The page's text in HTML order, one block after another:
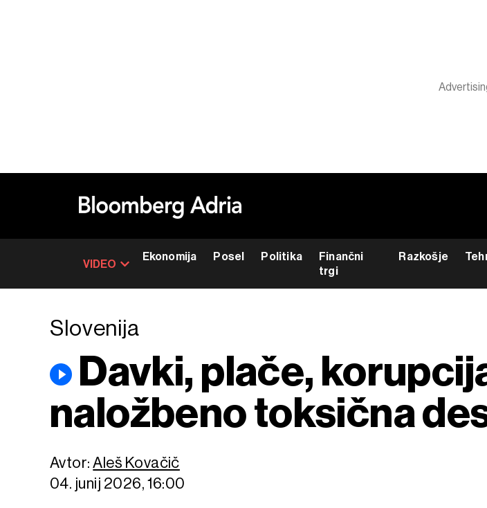
VIDEO
Ekonomija Posel Politika
Finančni
trgi
Razkošje
Slovenija
Davki, plače,
naložbeno toksična
Avtor:Aleš Kovačič
04. junij 2026, 16:00